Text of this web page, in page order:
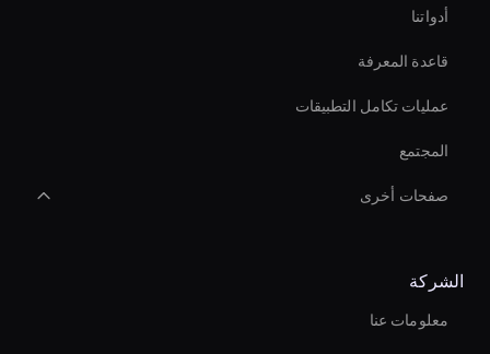
أدواتنا
قاعدة المعرفة
عمليات تكامل التطبيقات
المجتمع
صفحات أخرى
مزيل خلفية الفيديو بالذكاء الاصطناعي
Real-Time Ai Video
الشركة
معلومات عنا